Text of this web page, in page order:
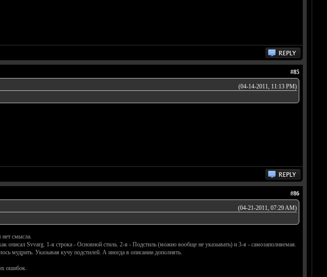
#85
(04-14-2011, 11:13 PM)
#86
(04-21-2011, 07:29 AM)
смысла.
описал Svvarg. 1-я строка - Основной стиль. 2-я - Подстиль (можно вообще не указывать) и 3-я - самозаполняемая.
мудрить. Указывая кучу подстилей. А иногда в описании дополнять.
ошибок.